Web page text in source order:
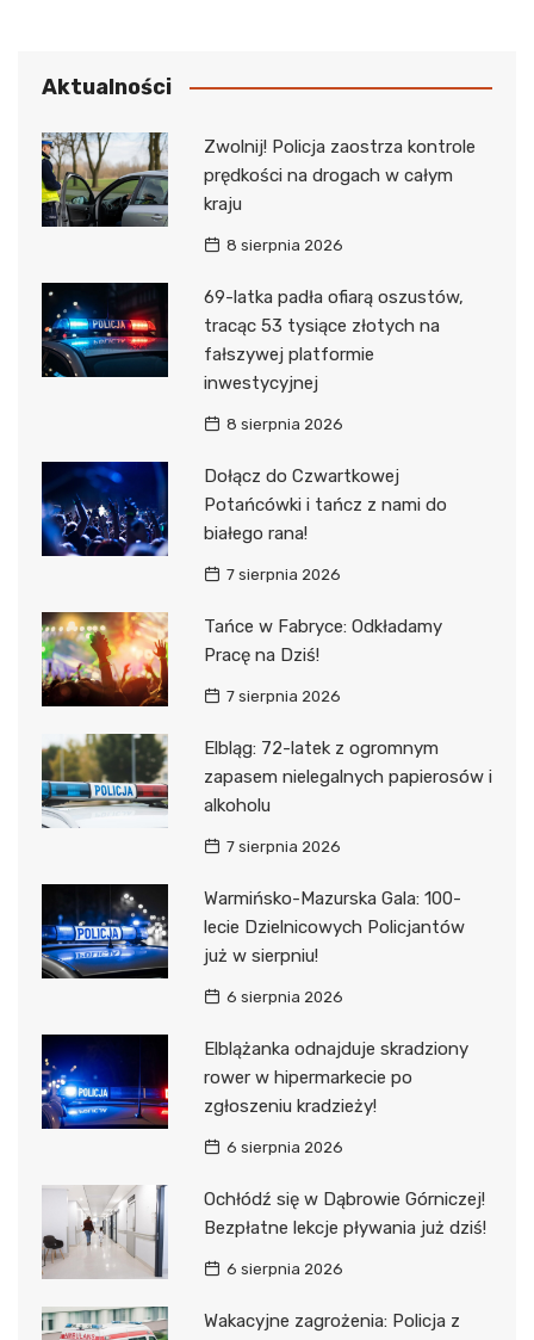
Aktualności
Zwolnij! Policja zaostrza kontrole
prędkości na drogach w całym
kraju
8 sierpnia 2026
69-latka padła ofiarą oszustów,
tracąc 53 tysiące złotych na
fałszywej platformie
inwestycyjnej
8 sierpnia 2026
Dołącz do Czwartkowej
Potańcówki i tańcz z nami do
białego rana!
7 sierpnia 2026
Tańce w Fabryce: Odkładamy
Pracę na Dziś!
7 sierpnia 2026
Elbląg: 72-latek z ogromnym
zapasem nielegalnych papierosów i
alkoholu
7 sierpnia 2026
Warmińsko-Mazurska Gala: 100-
lecie Dzielnicowych Policjantów
już w sierpniu!
6 sierpnia 2026
Elblążanka odnajduje skradziony
rower w hipermarkecie po
zgłoszeniu kradzieży!
6 sierpnia 2026
Ochłódź się w Dąbrowie Górniczej!
Bezpłatne lekcje pływania już dziś!
6 sierpnia 2026
Wakacyjne zagrożenia: Policja z